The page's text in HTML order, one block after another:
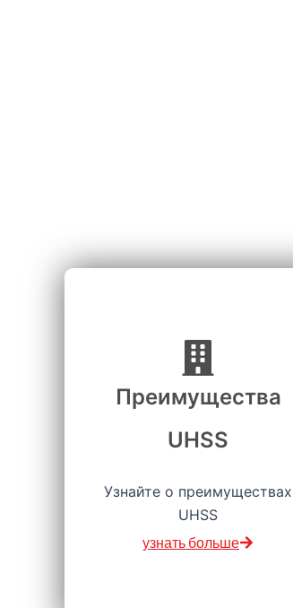
Преимущества
UHSS
Узнайте о преимуществах
UHSS
узнать больше